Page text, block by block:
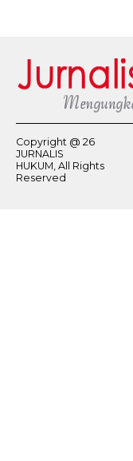
Copyright @ 26
JURNALIS
HUKUM, All Rights
Reserved